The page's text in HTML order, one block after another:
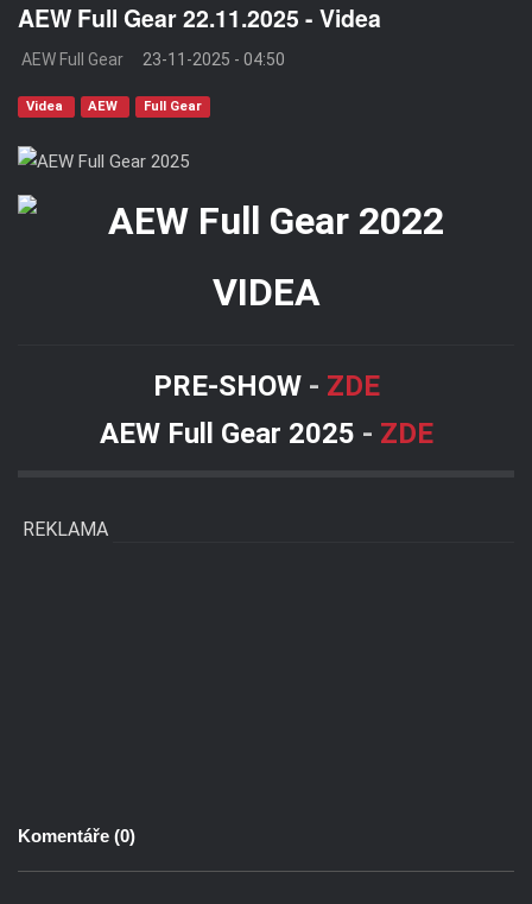
AEW Full Gear 22.11.2025 - Videa
AEW Full Gear 23-11-2025 - 04:50
Videa AEW Full Gear
VIDEA
PRE-SHOW- ZDE
AEW Full Gear 2025 - ZDE
REKLAMA
Komentáře (0)